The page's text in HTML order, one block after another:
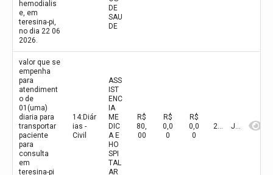
hemodialis
e, em
teresina-pi,
no dia 22 06
2026.
DE
SAU
DE
valor que se
empenha
para
atendiment
o de
01(uma)
diaria para
transportar
paciente
para
consulta
em
teresina-pi
14:Diár
ias -
Civil
ASS
IST
ENC
IA
ME
DIC
A E
HO
SPI
TAL
AR
R$
80,
00
R$
0,0
0
R$
0,0
0
2026 Junho